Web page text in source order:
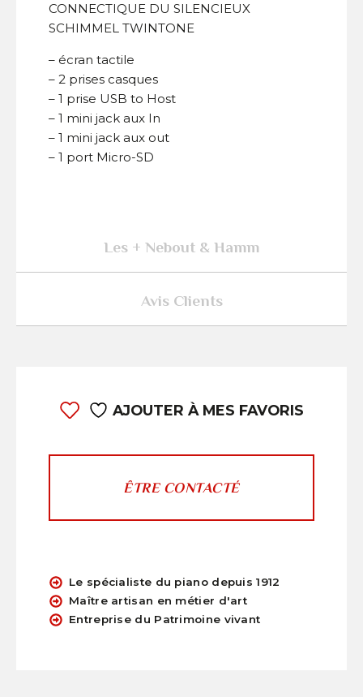
CONNECTIQUE DU SILENCIEUX
SCHIMMEL TWINTONE
– écran tactile
– 2 prises casques
– 1 prise USB to Host
– 1 mini jack aux In
– 1 mini jack aux out
– 1 port Micro-SD
Les + Nebout & Hamm
Avis Clients
AJOUTER À MES FAVORIS
ÊTRE CONTACTÉ
Le spécialiste du piano depuis 1912
Maître artisan en métier d'art
Entreprise du Patrimoine vivant